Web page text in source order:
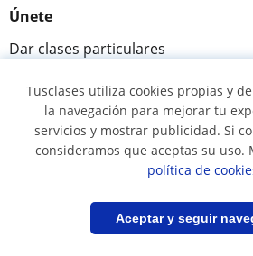
Guardar búsqueda
Únete
Dar clases particulares
Alumnos que buscan maestro
Alta centros
Novedades y Blog
Preguntas y respuestas
Tusclases utiliza cookies propias y
la navegación para mejorar tu
servicios y mostrar publicidad. Si
consideramos que aceptas su uso.
política de
Aceptar y seguir